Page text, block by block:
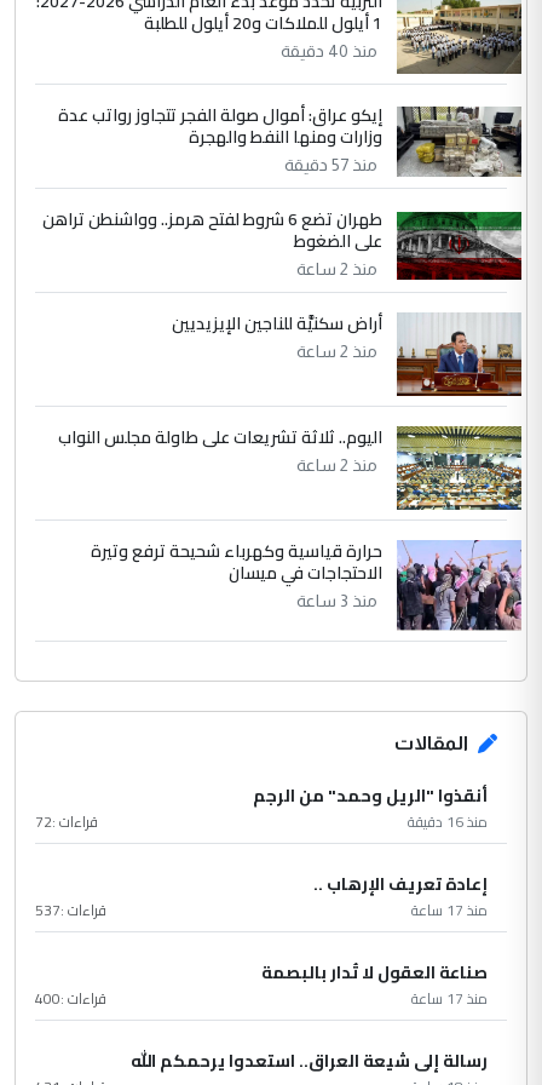
عبد الأمير جاسم هليل
التعليق : نحن اباء الطلاب الأوائل على العراق
نتشرف بلقاء السيد احمد الصافي في العتبات
الحسنية لزرع ...
الموضوع :
مكتب السيد احمد الصافي : لا يوجود
لدينا اي حساب على الفيس بوك وتويتر
1 أيلول للملاكات و20 أيلول للطلبة
منذ 40 دقيقة
إيكو عراق: أموال صولة الفجر تتجاوز رواتب عدة
وزارات ومنها النفط والهجرة
منذ 57 دقيقة
طهران تضع 6 شروط لفتح هرمز.. وواشنطن تراهن
على الضغوط
منذ 2 ساعة
أراض سكنيَّة للناجين الإيزيديين
منذ 2 ساعة
اليوم.. ثلاثة تشريعات على طاولة مجلس النواب
منذ 2 ساعة
حرارة قياسية وكهرباء شحيحة ترفع وتيرة
الاحتجاجات في ميسان
منذ 3 ساعة
المقالات
أنقذوا "الريل وحمد" من الرجم
منذ 16 دقيقة قراءات :72
إعادة تعريف الإرهاب ..
منذ 17 ساعة قراءات :537
صناعة العقول لا تُدار بالبصمة
منذ 17 ساعة قراءات :400
رسالة إلى شيعة العراق.. استعدوا يرحمكم الله